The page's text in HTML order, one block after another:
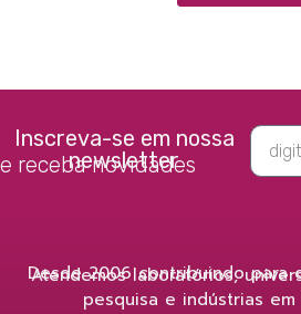
Inscreva-se em nossa
newsletter
e receba novidades
Desde 2006 contribuindo para
Atendemos laboratórios,
pesquisa e indústrias